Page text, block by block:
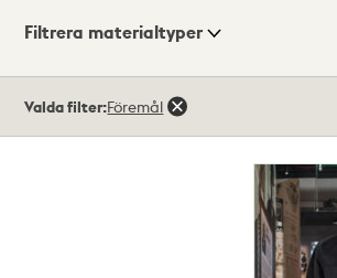
Visningsläge
Filtrera materialtyper
träffar
Valda filter:Föremål